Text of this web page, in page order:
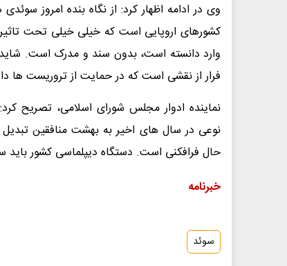
وی در ادامه اظهار کرد: از نگاه بنده امروز
کشورهای اروپایی است که خیلی خیلی تحت
وارد دانسته است، بدون سند و مدرک است.
فرار از نقشی است که در حمایت از تروریست ها
نماینده ادوار مجلس شورای اسلامی، تصریح
نوعی در سال های اخیر به بهشت منافقین
حال فرافکنی است. دستگاه دیپلماسی کشور باید
خبرنامه
سوئد